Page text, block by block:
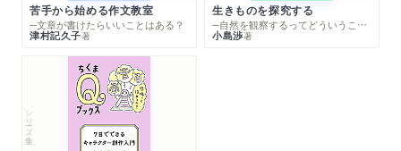
苦手から始める作文教室
─文章が書けたらいいことはある？
津村記久子著
生きものを探究する
─自然を観察するってどういうこと？
小島渉著
シリーズ・全集